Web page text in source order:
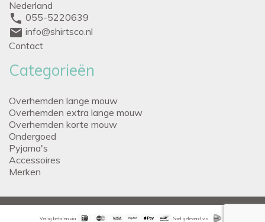
Nederland
phone 055-5220639
mail info@shirtsco.nl
Contact
Categorieën
Overhemden lange mouw
Overhemden extra lange mouw
Overhemden korte mouw
Ondergoed
Pyjama's
Accessoires
Merken
Veilig betalen via Snel geleverd via